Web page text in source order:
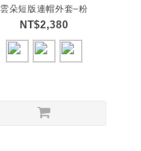
雲朵短版連帽外套–粉
NT$2,380